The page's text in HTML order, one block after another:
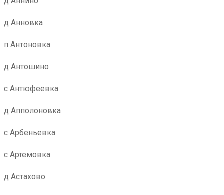
д Анновка
п Антоновка
д Антошино
с Антюфеевка
д Апполоновка
с Арбеньевка
с Артемовка
д Астахово